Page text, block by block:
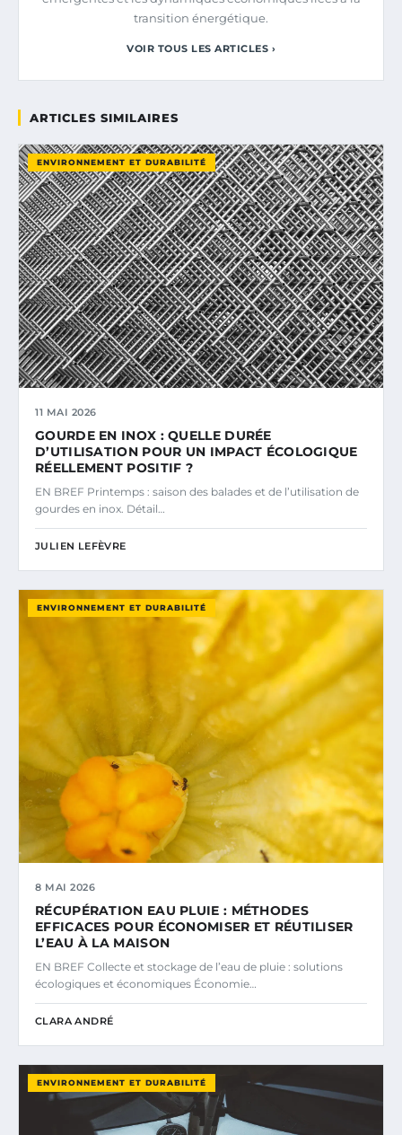
transition énergétique.
VOIR TOUS LES ARTICLES ›
ARTICLES SIMILAIRES
ENVIRONNEMENT ET DURABILITÉ
11 MAI 2026
GOURDE EN INOX : QUELLE DURÉE
D’UTILISATION POUR UN IMPACT ÉCOLOGIQUE
RÉELLEMENT POSITIF ?
EN BREF Printemps : saison des balades et de l’utilisation de
gourdes en inox. Détail…
JULIEN LEFÈVRE
ENVIRONNEMENT ET DURABILITÉ
8 MAI 2026
RÉCUPÉRATION EAU PLUIE : MÉTHODES
EFFICACES POUR ÉCONOMISER ET RÉUTILISER
L’EAU À LA MAISON
EN BREF Collecte et stockage de l’eau de pluie : solutions
écologiques et économiques Économie…
CLARA ANDRÉ
ENVIRONNEMENT ET DURABILITÉ